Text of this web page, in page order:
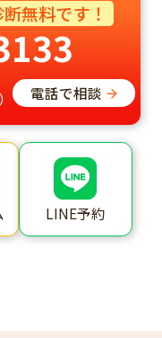
無料です！
電話で相談
LINE予約